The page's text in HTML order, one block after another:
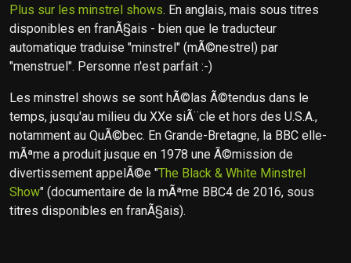
Plus sur les minstrel shows. En anglais, mais sous titres
disponibles en franÃ§ais - bien que le traducteur
automatique traduise "minstrel" (mÃ©nestrel) par
"menstruel". Personne n'est parfait :-)
Les minstrel shows se sont hÃ©las Ã©tendus dans le
temps, jusqu'au milieu du XXe siÃ¨cle et hors des U.S.A.,
notamment au QuÃ©bec. En Grande-Bretagne, la BBC elle-
mÃªme a produit jusque en 1978 une Ã©mission de
divertissement appelÃ©e "The Black & White Minstrel
Show" (documentaire de la mÃªme BBC4 de 2016, sous
titres disponibles en franÃ§ais).